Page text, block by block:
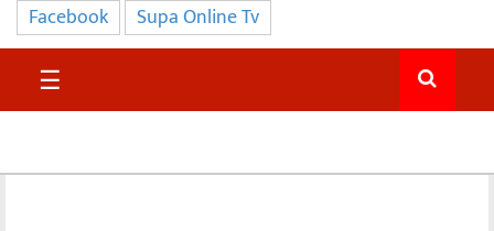
प्रमुख
समाचार
सुदुर
Facebook Supa Online Tv
☰